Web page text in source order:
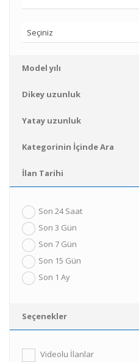
Seçiniz
Model yılı
Dikey uzunluk
Yatay uzunluk
Kategorinin İçinde Ara
İlan Tarihi
Son 24 Saat
Son 3 Gün
Son 7 Gün
Son 15 Gün
Son 1 Ay
Seçenekler
Videolu İlanlar